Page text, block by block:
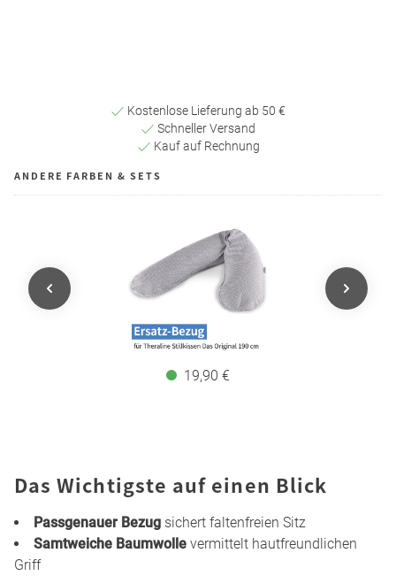
Kostenlose Lieferung ab 50 €
Schneller Versand
Kauf auf Rechnung
ANDERE FARBEN & SETS
19,90 €
Das Wichtigste auf einen Blick
Passgenauer Bezug sichert faltenfreien Sitz
Samtweiche Baumwolle vermittelt hautfreundlichen
Griff